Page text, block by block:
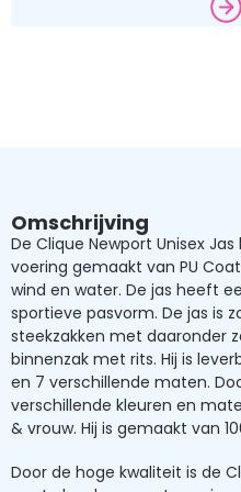
Omschrijving
De Clique Newport Unisex
voering gemaakt van PU
wind en water. De jas heeft
sportieve pasvorm. De jas is
steekzakken met daaronder
binnenzak met rits. Hij is
en 7 verschillende maten.
verschillende kleuren en
& vrouw. Hij is gemaakt van
Door de hoge kwaliteit is de